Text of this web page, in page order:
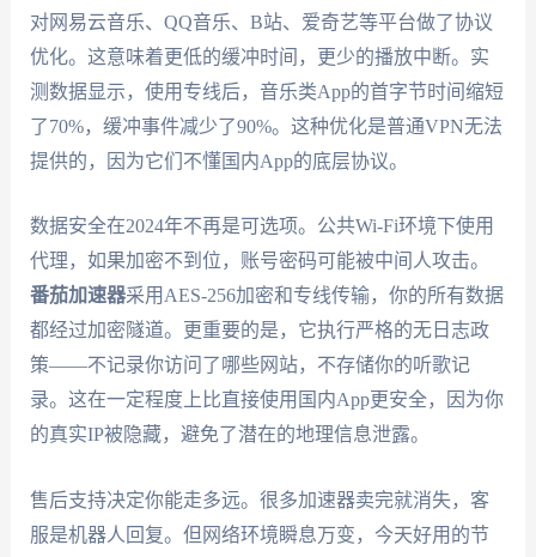
对网易云音乐、QQ音乐、B站、爱奇艺等平台做了协议
优化。这意味着更低的缓冲时间，更少的播放中断。实
测数据显示，使用专线后，音乐类App的首字节时间缩短
了70%，缓冲事件减少了90%。这种优化是普通VPN无法
提供的，因为它们不懂国内App的底层协议。
数据安全在2024年不再是可选项。公共Wi-Fi环境下使用
代理，如果加密不到位，账号密码可能被中间人攻击。
番茄加速器采用AES-256加密和专线传输，你的所有数据
都经过加密隧道。更重要的是，它执行严格的无日志政
策——不记录你访问了哪些网站，不存储你的听歌记
录。这在一定程度上比直接使用国内App更安全，因为你
的真实IP被隐藏，避免了潜在的地理信息泄露。
售后支持决定你能走多远。很多加速器卖完就消失，客
服是机器人回复。但网络环境瞬息万变，今天好用的节